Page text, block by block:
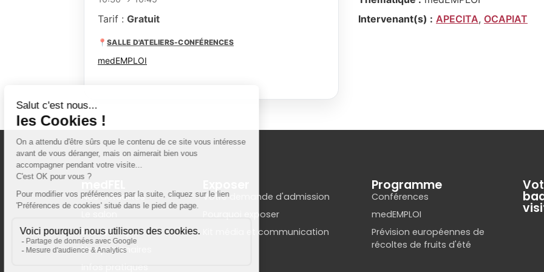
Tarif : Gratuit
📍SALLE D'ATELIERS-CONFÉRENCES
medEMPLOI
Intervenant(s) : APECITA, OCAPIAT
medFEL
Nos actualités
Photothèque
Nos partenaires
Votre demande d'admission
Pourquoi exposer
Kit média et communication
Programme
Conférences
medEMPLOI
Prévision européennes de
récoltes de fruits d'été